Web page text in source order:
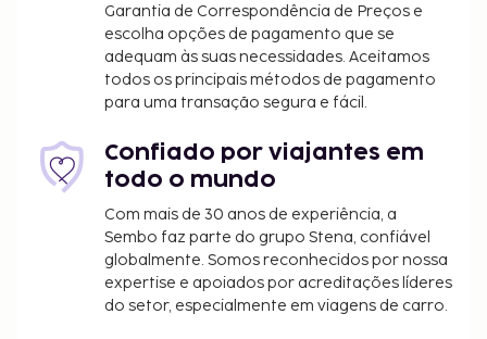
Garantia de Correspondência de Preços e
escolha opções de pagamento que se
adequam às suas necessidades. Aceitamos
todos os principais métodos de pagamento
para uma transação segura e fácil.
Confiado por viajantes em
todo o mundo
Com mais de 30 anos de experiência, a
Sembo faz parte do grupo Stena, confiável
globalmente. Somos reconhecidos por nossa
expertise e apoiados por acreditações líderes
do setor, especialmente em viagens de carro.